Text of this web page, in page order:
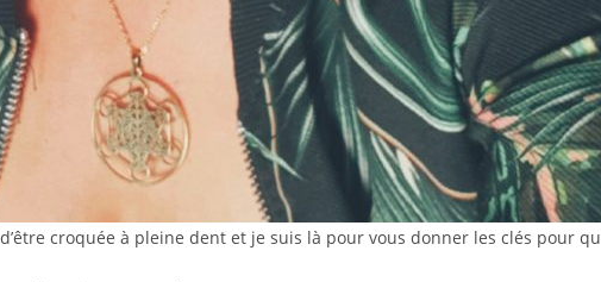
croquée à pleine dent et je suis là pour vous donner les clés pour